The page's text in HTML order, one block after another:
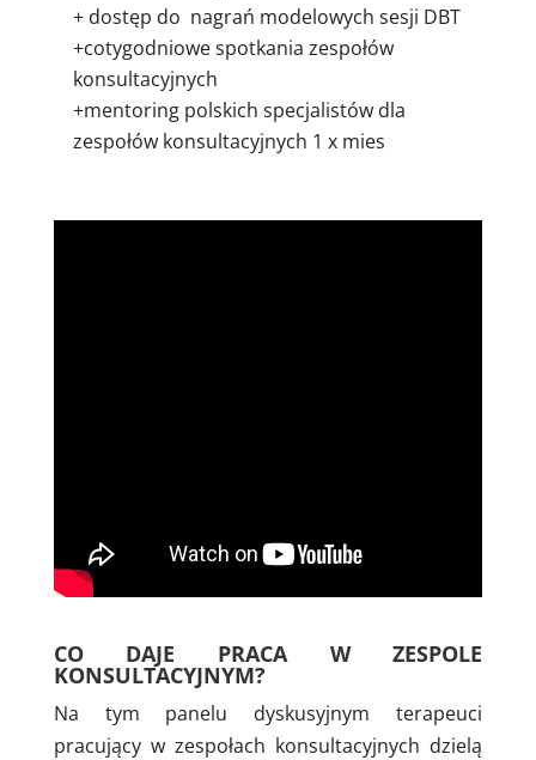
+ dostęp do nagrań modelowych sesji DBT
+cotygodniowe spotkania zespołów
konsultacyjnych
+mentoring polskich specjalistów dla
zespołów konsultacyjnych 1 x mies
CO DAJE PRACA W ZESPOLE
KONSULTACYJNYM?
Na tym panelu dyskusyjnym terapeuci
pracujący w zespołach konsultacyjnych dzielą